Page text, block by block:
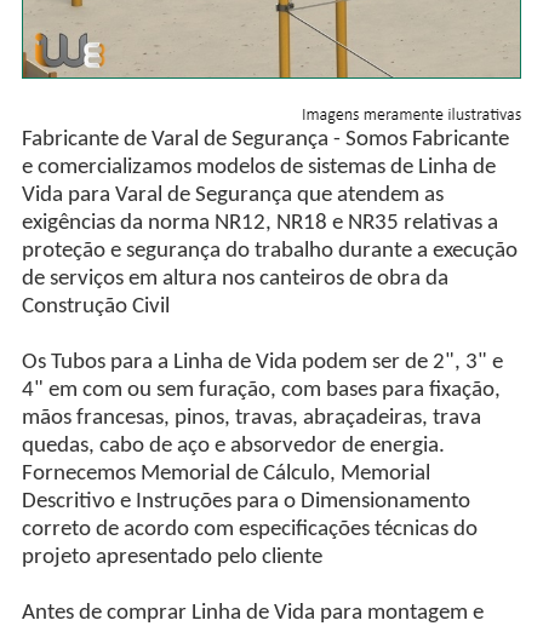
Fabricante de Varal de Segurança - Somos Fabricante
e comercializamos modelos de sistemas de Linha de
Vida para Varal de Segurança que atendem as
exigências da norma NR12, NR18 e NR35 relativas a
proteção e segurança do trabalho durante a execução
de serviços em altura nos canteiros de obra da
Construção Civil
Os Tubos para a Linha de Vida podem ser de 2", 3" e
4" em com ou sem furação, com bases para fixação,
mãos francesas, pinos, travas, abraçadeiras, trava
quedas, cabo de aço e absorvedor de energia.
Fornecemos Memorial de Cálculo, Memorial
Descritivo e Instruções para o Dimensionamento
correto de acordo com especificações técnicas do
projeto apresentado pelo cliente
Antes de comprar Linha de Vida para montagem e